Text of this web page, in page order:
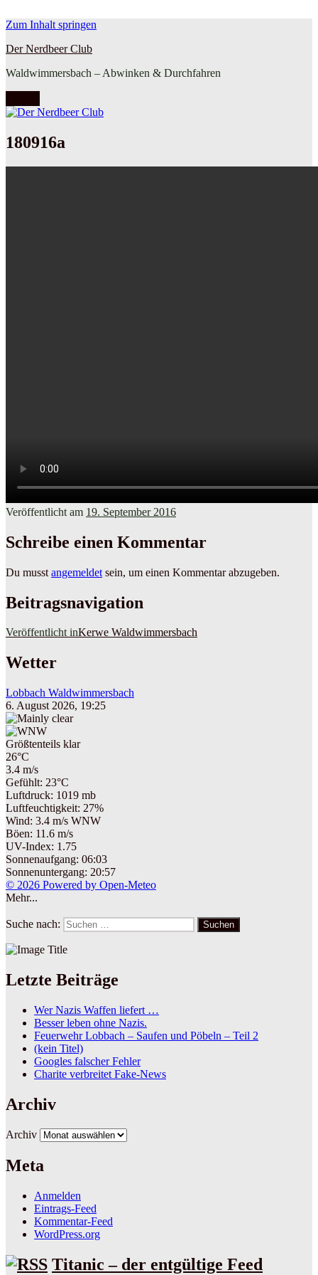
Zum Inhalt springen
Der Nerdbeer Club
Waldwimmersbach – Abwinken & Durchfahren
180916a
Veröffentlicht am 19. September 2016
Schreibe einen Kommentar
Du musst angemeldet sein, um einen Kommentar abzugeben.
Beitragsnavigation
Veröffentlicht inKerwe Waldwimmersbach
Wetter
Lobbach Waldwimmersbach
6. August 2026, 19:25
Größtenteils klar
26°C
3.4 m/s
Gefühlt: 23°C
Luftdruck: 1019 mb
Luftfeuchtigkeit: 27%
Wind: 3.4 m/s WNW
Böen: 11.6 m/s
UV-Index: 1.75
Sonnenaufgang: 06:03
Sonnenuntergang: 20:57
© 2026 Powered by Open-Meteo
Mehr...
Suche nach: Suchen
Letzte Beiträge
Wer Nazis Waffen liefert …
Besser leben ohne Nazis.
Feuerwehr Lobbach – Saufen und Pöbeln – Teil 2
(kein Titel)
Googles falscher Fehler
Charite verbreitet Fake-News
Archiv
Archiv
Meta
Anmelden
Eintrags-Feed
Kommentar-Feed
WordPress.org
Titanic – der entgültige Feed